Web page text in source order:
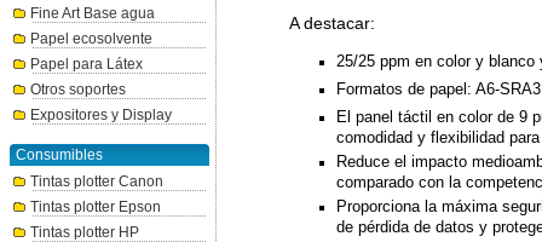
Fine Art Base agua
Papel ecosolvente
Papel para Látex
Otros soportes
Expositores y Display
Consumibles
Tintas plotter Canon
Tintas plotter Epson
Tintas plotter HP
A destacar:
25/25 ppm en color y blanco
Formatos de papel: A6-
El panel táctil en color de 9
comodidad y flexibilidad
Reduce el impacto
comparado con la
Proporciona la máxima
de pérdida de datos y